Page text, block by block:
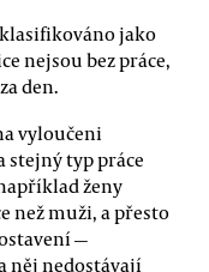
jako
nejsou bez práce,
den.
vyloučeni
stejný typ práce
ženy
než muži, a přesto
—
něj nedostávají